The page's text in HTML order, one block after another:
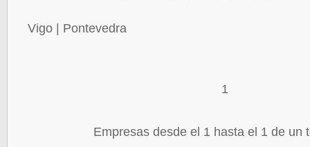
Vigo | Pontevedra
1
Empresas desde el 1 hasta el 1 de un